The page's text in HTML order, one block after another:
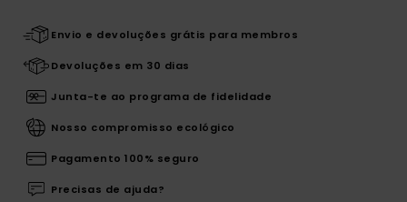
Envio e devoluções grátis para membros
Devoluções em 30 dias
Junta-te ao programa de fidelidade
Nosso compromisso ecológico
Pagamento 100% seguro
Precisas de ajuda?